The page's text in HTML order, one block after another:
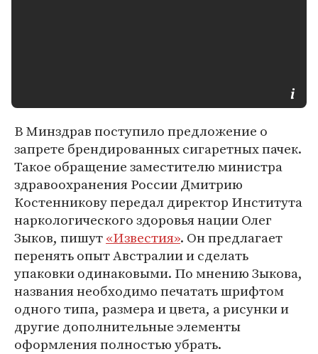
В Минздрав поступило предложение о
запрете брендированных сигаретных пачек.
Такое обращение заместителю министра
здравоохранения России Дмитрию
Костенникову передал директор Института
наркологического здоровья нации Олег
Зыков, пишут«Известия». Он предлагает
перенять опыт Австралии и сделать
упаковки одинаковыми. По мнению Зыкова,
названия необходимо печатать шрифтом
одного типа, размера и цвета, а рисунки и
другие дополнительные элементы
оформления полностью убрать.